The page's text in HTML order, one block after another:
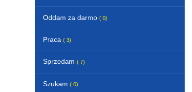
Oddam za darmo ( 0)
Praca ( 3)
Sprzedam ( 7)
Szukam ( 0)